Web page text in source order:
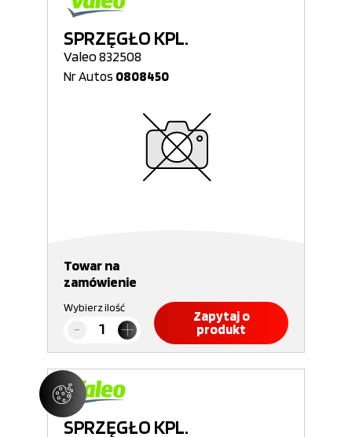
SPRZĘGŁO KPL.
Valeo 832508
Nr Autos 0808450
Towar na
zamówienie
Wybierz ilość
Zapytaj o
produkt
SPRZĘGŁO KPL.